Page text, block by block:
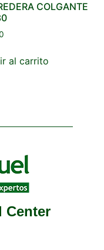
COLGANTE
al carrito
Center